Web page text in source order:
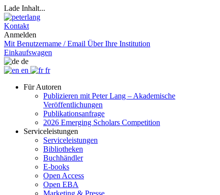
Lade Inhalt...
Kontakt
Anmelden
Mit Benutzername / Email Über Ihre Institution
Einkaufswagen
de
en
fr
Für Autoren
Publizieren mit Peter Lang – Akademische
Veröffentlichungen
Publikationsanfrage
2026 Emerging Scholars Competition
Serviceleistungen
Serviceleistungen
Bibliotheken
Buchhändler
E-books
Open Access
Open EBA
Marketing & Presse